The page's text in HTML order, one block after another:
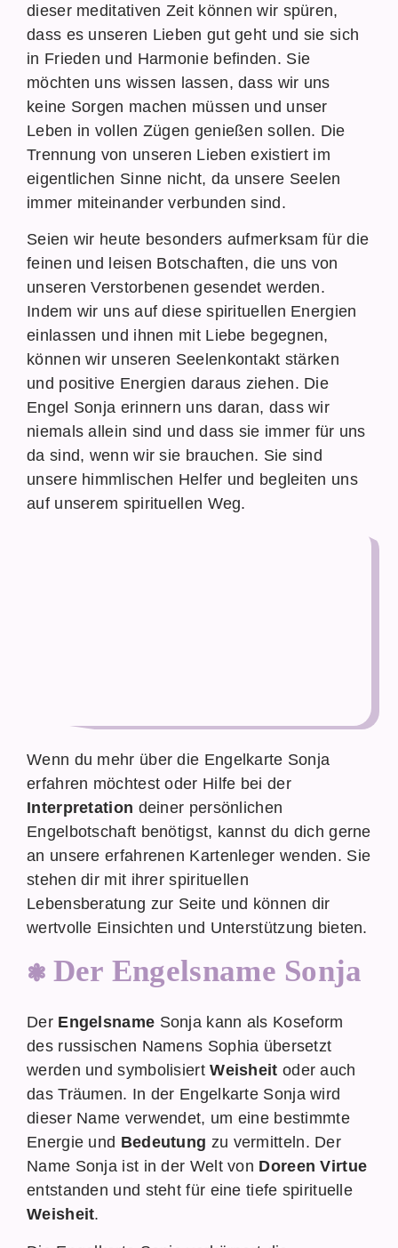
dieser meditativen Zeit können wir spüren,
dass es unseren Lieben gut geht und sie sich
in Frieden und Harmonie befinden. Sie
möchten uns wissen lassen, dass wir uns
keine Sorgen machen müssen und unser
Leben in vollen Zügen genießen sollen. Die
Trennung von unseren Lieben existiert im
eigentlichen Sinne nicht, da unsere Seelen
immer miteinander verbunden sind.
Seien wir heute besonders aufmerksam für die
feinen und leisen Botschaften, die uns von
unseren Verstorbenen gesendet werden.
Indem wir uns auf diese spirituellen Energien
einlassen und ihnen mit Liebe begegnen,
können wir unseren Seelenkontakt stärken
und positive Energien daraus ziehen. Die
Engel Sonja erinnern uns daran, dass wir
niemals allein sind und dass sie immer für uns
da sind, wenn wir sie brauchen. Sie sind
unsere himmlischen Helfer und begleiten uns
auf unserem spirituellen Weg.
Wenn du mehr über die Engelkarte Sonja
erfahren möchtest oder Hilfe bei der
Interpretation deiner persönlichen
Engelbotschaft benötigst, kannst du dich gerne
an unsere erfahrenen Kartenleger wenden. Sie
stehen dir mit ihrer spirituellen
Lebensberatung zur Seite und können dir
wertvolle Einsichten und Unterstützung bieten.
Der Engelsname Sonja
Der Engelsname Sonja kann als Koseform
des russischen Namens Sophia übersetzt
werden und symbolisiertWeisheit oder auch
das Träumen. In der Engelkarte Sonja wird
dieser Name verwendet, um eine bestimmte
Energie und Bedeutung zu vermitteln. Der
Name Sonja ist in der Welt von Doreen Virtue
entstanden und steht für eine tiefe spirituelle
Weisheit.